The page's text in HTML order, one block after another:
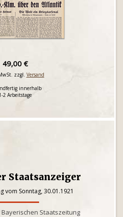
49,00 €
zzgl. Versand
innerhalb
2 Arbeitstage
Staatsanzeiger
vom Sonntag, 30.01.1921
Staatszeitung